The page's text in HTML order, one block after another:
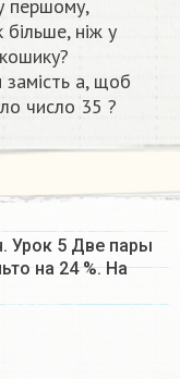
першому,
ніж у
замість а, щоб
число 35 ?​
Урок 5 Две пары
на 24 %. На